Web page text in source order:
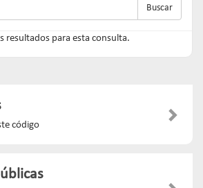
Buscar
resultados para esta consulta.
código